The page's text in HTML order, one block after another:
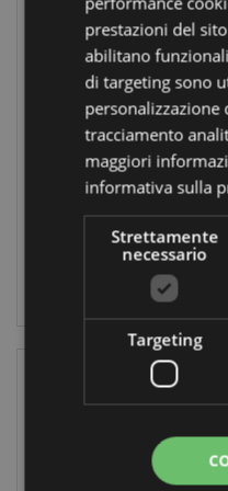
Carte da Gioco
Standard -
Gnomo Natalizio -
Gonk
XPCARD13
252
disponibile
prestazioni del
abilitano
di targeting sono
personalizzazione
tracciamento
maggiori
informativa sulla
Strettamente
necessario
Targeting